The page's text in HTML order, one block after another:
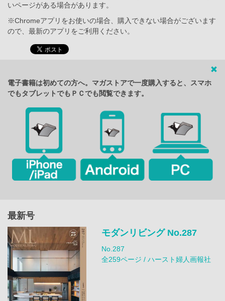
いページがある場合があります。
※Chromeアプリをお使いの場合、購入できない場合がございます
ので、最新のアプリをご利用ください。
電子書籍は初めての方へ。マガストアで一度購入すると、スマホ
でもタブレットでもＰＣでも閲覧できます。
最新号
モダンリビング No.287
No.287
全259ページ / ハースト婦人画報社